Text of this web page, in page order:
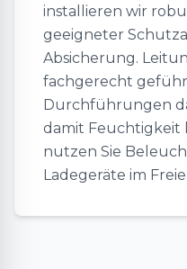
installieren wir
geeigneter
Absicherung.
fachgerecht
Durchführungen
damit Feuchtigkeit
nutzen Sie
Ladegeräte im